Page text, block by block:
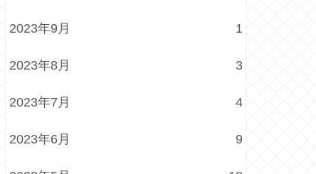
2023年9月 1
2023年8月 3
2023年7月 4
2023年6月 9